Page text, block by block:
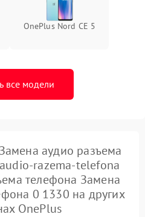
OnePlus Nord CE 5
все модели
аудио разъема
razema-telefona
телефона Замена
0 1330 на других
OnePlus